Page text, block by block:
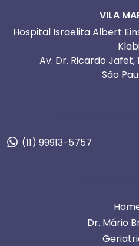
VILA
Hospital Israelita Albert
Av. Dr. Ricardo Jafet,
São
(11) 99913-5757
Dr. Mário